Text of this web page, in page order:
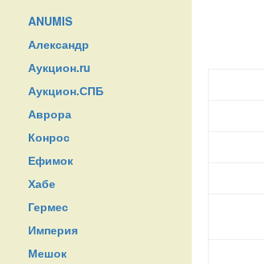
ANUMIS
Александр
Аукцион.ru
Аукцион.СПБ
Аврора
Конрос
Ефимок
Хабе
Гермес
Империя
Мешок